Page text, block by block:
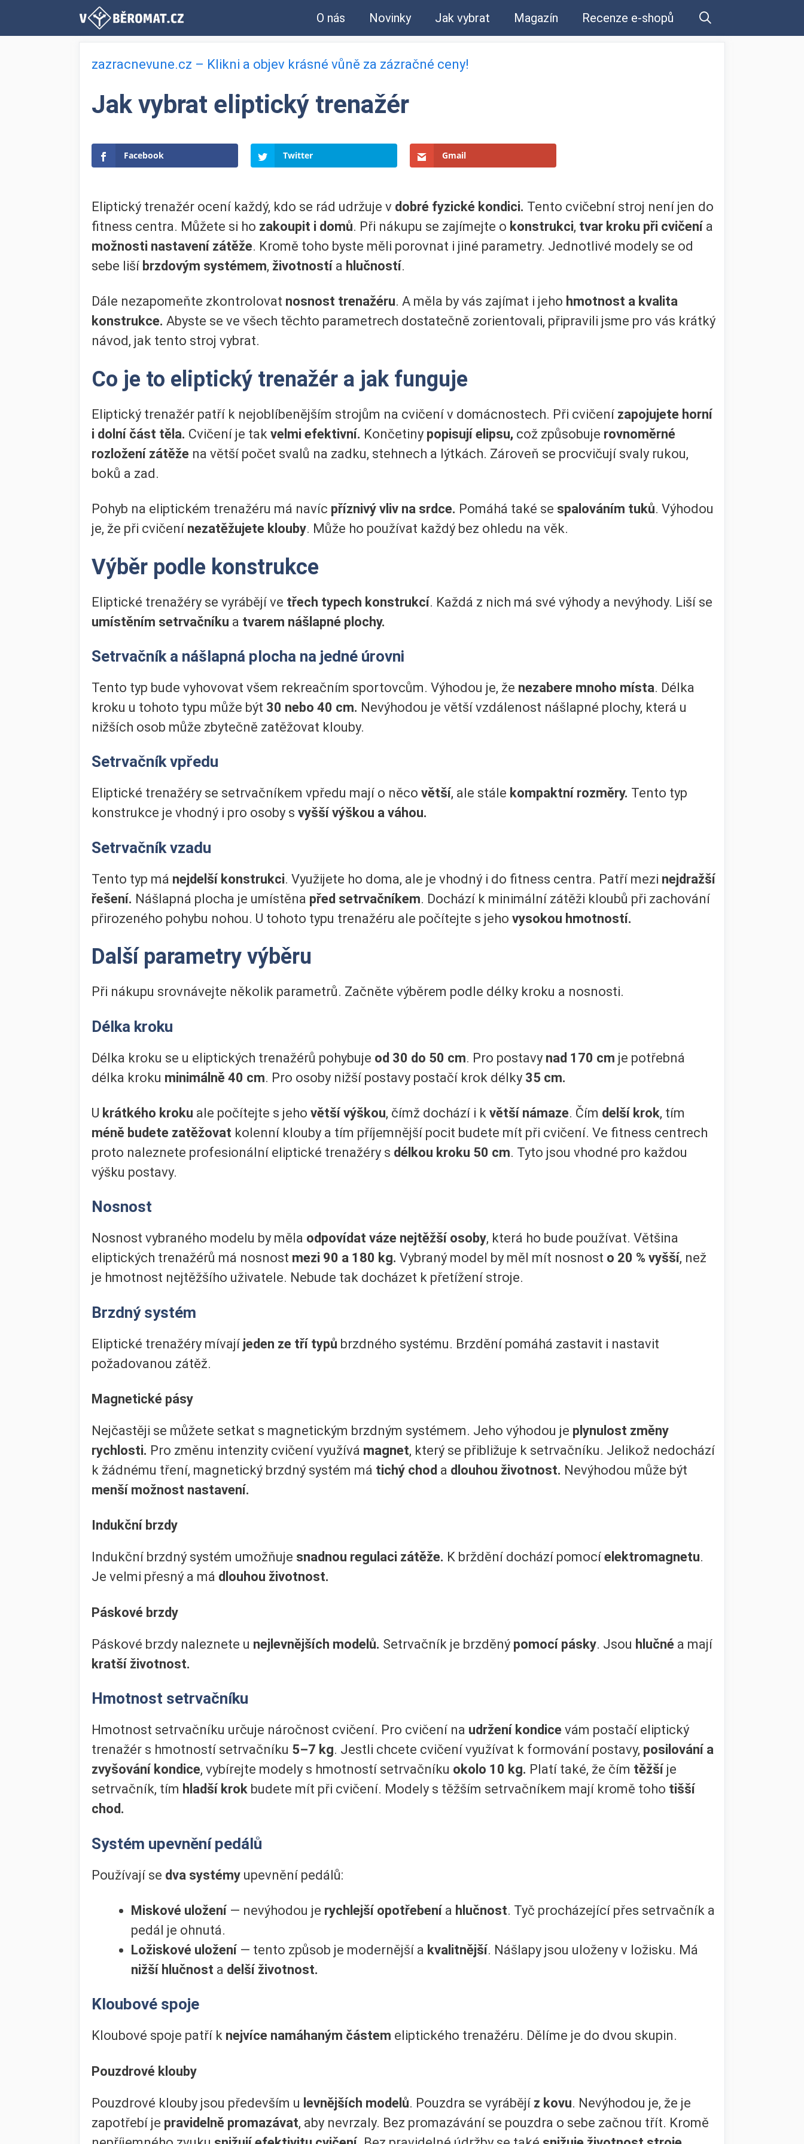
O nás Novinky Jak vybrat Magazín Recenze e-shopů
zazracnevune.cz – Klikni a objev krásné vůně za zázračné ceny!
Jak vybrat eliptický trenažér
Facebook Twitter Gmail
Eliptický trenažér ocení každý, kdo se rád udržuje v dobré fyzické kondici. Tento cvičební stroj není jen do
fitness centra. Můžete si ho zakoupit i domů. Při nákupu se zajímejte o konstrukci, tvar kroku při cvičenía
možnosti nastavení zátěže. Kromě toho byste měli porovnat i jiné parametry. Jednotlivé modely se od
sebe liší brzdovým systémem, životností a hlučností.
Dále nezapomeňte zkontrolovat nosnost trenažéru. A měla by vás zajímat i jeho hmotnost a kvalita
konstrukce. Abyste se ve všech těchto parametrech dostatečně zorientovali, připravili jsme pro vás krátký
návod, jak tento stroj vybrat.
Co je to eliptický trenažér a jak funguje
Eliptický trenažér patří k nejoblíbenějším strojům na cvičení v domácnostech. Při cvičení zapojujete horní
i dolní část těla. Cvičení je tak velmi efektivní. Končetiny popisují elipsu, což způsobuje rovnoměrné
rozložení zátěže na větší počet svalů na zadku, stehnech a lýtkách. Zároveň se procvičují svaly rukou,
boků a zad.
Pohyb na eliptickém trenažéru má navíc příznivý vliv na srdce. Pomáhá také se spalováním tuků. Výhodou
je, že při cvičení nezatěžujete klouby. Může ho používat každý bez ohledu na věk.
Výběr podle konstrukce
Eliptické trenažéry se vyrábějí ve třech typech konstrukcí. Každá z nich má své výhody a nevýhody. Liší se
umístěním setrvačníku a tvarem nášlapné plochy.
Setrvačník a nášlapná plocha na jedné úrovni
Tento typ bude vyhovovat všem rekreačním sportovcům. Výhodou je, že nezabere mnoho místa. Délka
kroku u tohoto typu může být 30 nebo 40 cm. Nevýhodou je větší vzdálenost nášlapné plochy, která u
nižších osob může zbytečně zatěžovat klouby.
Setrvačník vpředu
Eliptické trenažéry se setrvačníkem vpředu mají o něco větší, ale stále kompaktní rozměry. Tento typ
konstrukce je vhodný i pro osoby s vyšší výškou a váhou.
Setrvačník vzadu
Tento typ má nejdelší konstrukci. Využijete ho doma, ale je vhodný i do fitness centra. Patří mezi nejdražší
řešení. Nášlapná plocha je umístěna před setrvačníkem. Dochází k minimální zátěži kloubů při zachování
přirozeného pohybu nohou. U tohoto typu trenažéru ale počítejte s jeho vysokou hmotností.
Další parametry výběru
Při nákupu srovnávejte několik parametrů. Začněte výběrem podle délky kroku a nosnosti.
Délka kroku
Délka kroku se u eliptických trenažérů pohybuje od 30 do 50 cm. Pro postavy nad 170 cm je potřebná
délka kroku minimálně 40 cm. Pro osoby nižší postavy postačí krok délky 35 cm.
U krátkého kroku ale počítejte s jeho větší výškou, čímž dochází i k větší námaze. Čím delší krok, tím
méně budete zatěžovat kolenní klouby a tím příjemnější pocit budete mít při cvičení. Ve fitness centrech
proto naleznete profesionální eliptické trenažéry s délkou kroku 50 cm. Tyto jsou vhodné pro každou
výšku postavy.
Nosnost
Nosnost vybraného modelu by měla odpovídat váze nejtěžší osoby, která ho bude používat. Většina
eliptických trenažérů má nosnost mezi 90 a 180 kg. Vybraný model by měl mít nosnost o 20 % vyšší, než
je hmotnost nejtěžšího uživatele. Nebude tak docházet k přetížení stroje.
Brzdný systém
Eliptické trenažéry mívají jeden ze tří typů brzdného systému. Brzdění pomáhá zastavit i nastavit
požadovanou zátěž.
Magnetické pásy
Nejčastěji se můžete setkat s magnetickým brzdným systémem. Jeho výhodou je plynulost změny
rychlosti. Pro změnu intenzity cvičení využívá magnet, který se přibližuje k setrvačníku. Jelikož nedochází
k žádnému tření, magnetický brzdný systém má tichý chod a dlouhou životnost. Nevýhodou může být
menší možnost nastavení.
Indukční brzdy
Indukční brzdný systém umožňuje snadnou regulaci zátěže. K brždění dochází pomocí elektromagnetu.
Je velmi přesný a má dlouhou životnost.
Páskové brzdy
Páskové brzdy naleznete u nejlevnějších modelů. Setrvačník je brzděný pomocí pásky. Jsou hlučné a mají
kratší životnost.
Hmotnost setrvačníku
Hmotnost setrvačníku určuje náročnost cvičení. Pro cvičení na udržení kondice vám postačí eliptický
trenažér s hmotností setrvačníku 5–7 kg. Jestli chcete cvičení využívat k formování postavy, posilování a
zvyšování kondice, vybírejte modely s hmotností setrvačníku okolo 10 kg. Platí také, že čím těžší je
setrvačník, tím hladší krok budete mít při cvičení. Modely s těžším setrvačníkem mají kromě toho tišší
chod.
Systém upevnění pedálů
Používají se dva systémy upevnění pedálů:
Miskové uložení— nevýhodou je rychlejší opotřebení a hlučnost. Tyč procházející přes setrvačník a
pedál je ohnutá.
Ložiskové uložení— tento způsob je modernější a kvalitnější. Nášlapy jsou uloženy v ložisku. Má
nižší hlučnost a delší životnost.
Kloubové spoje
Kloubové spoje patří k nejvíce namáhaným částem eliptického trenažéru. Dělíme je do dvou skupin.
Pouzdrové klouby
Pouzdrové klouby jsou především u levnějších modelů. Pouzdra se vyrábějí z kovu. Nevýhodou je, že je
zapotřebí je pravidelně promazávat, aby nevrzaly. Bez promazávání se pouzdra o sebe začnou třít. Kromě